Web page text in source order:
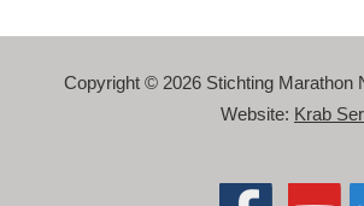
Copyright © 2026 Stichting Marathon
Website: Krab